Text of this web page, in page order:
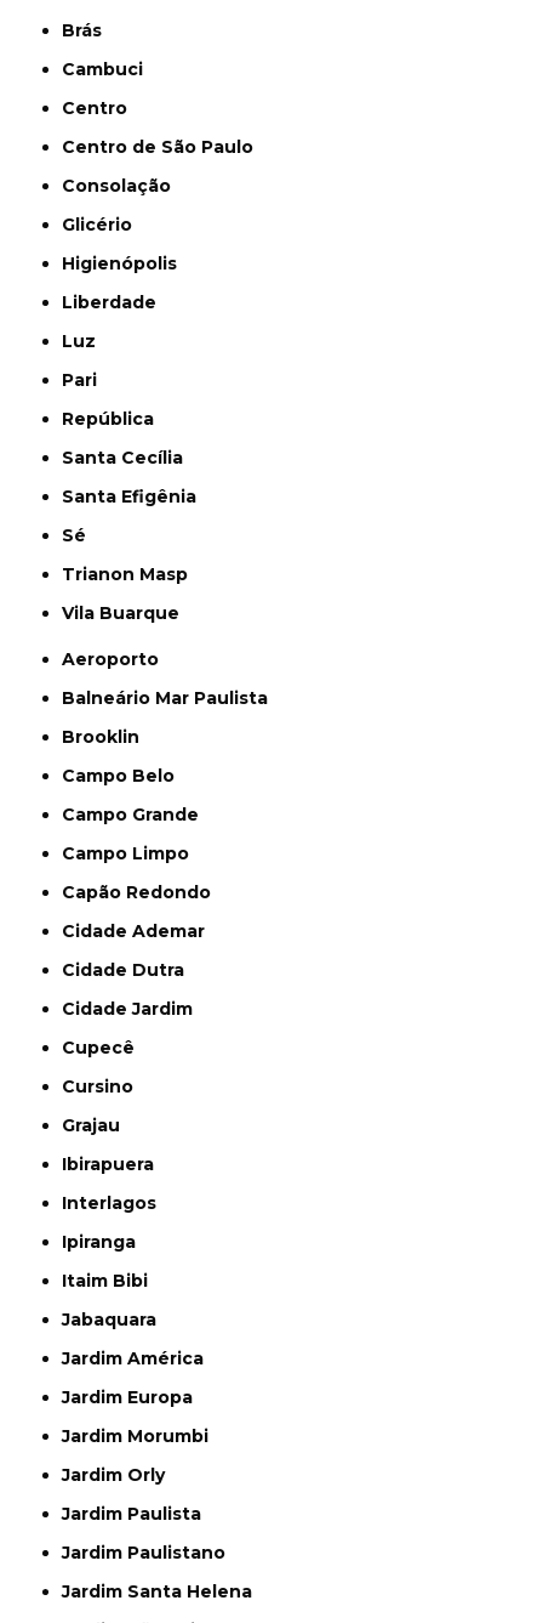
Brás
Cambuci
Centro
Centro de São Paulo
Consolação
Glicério
Higienópolis
Liberdade
Luz
Pari
República
Santa Cecília
Santa Efigênia
Sé
Trianon Masp
Vila Buarque
Aeroporto
Balneário Mar Paulista
Brooklin
Campo Belo
Campo Grande
Campo Limpo
Capão Redondo
Cidade Ademar
Cidade Dutra
Cidade Jardim
Cupecê
Cursino
Grajau
Ibirapuera
Interlagos
Ipiranga
Itaim Bibi
Jabaquara
Jardim América
Jardim Europa
Jardim Morumbi
Jardim Orly
Jardim Paulista
Jardim Paulistano
Jardim Santa Helena